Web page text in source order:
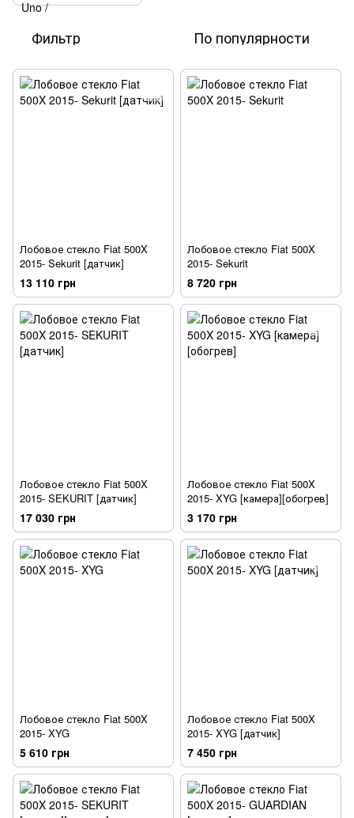
Фильтр По популярности
Лобовое стекло Fiat 500X
2015- Sekurit [датчик]
13 110 грн
Лобовое стекло Fiat 500X
2015- Sekurit
8 720 грн
Лобовое стекло Fiat 500X
2015- SEKURIT [датчик]
17 030 грн
Лобовое стекло Fiat 500X
2015- XYG [камера][обогрев]
3 170 грн
Лобовое стекло Fiat 500X
2015- XYG
5 610 грн
Лобовое стекло Fiat 500X
2015- XYG [датчик]
7 450 грн